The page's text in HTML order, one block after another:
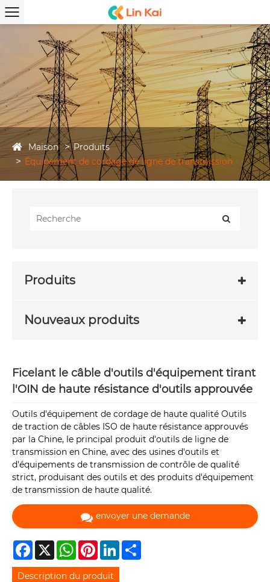
Maison
Produits
Équipement de cordage de ligne de transmission
Produits
Nouveaux produits
Ficelant le câble d'outils d'équipement tirant
l'OIN de haute résistance d'outils approuvée
Outils d'équipement de cordage de haute qualité Outils
de traction de câbles ISO de haute résistance approuvés
par la Chine, le principal produit d'outils de ligne de
transmission en Chine, avec des usines d'outils et
d'équipements de transmission de contrôle de qualité
strict, produisant des outils et des produits d'équipement
de transmission de haute qualité.
envoyer une demande
Facebook
X WhatsAppPinterestLinkedIn
Description du produit